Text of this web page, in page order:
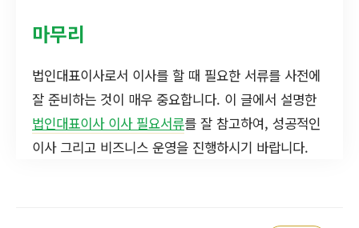
마무리
법인대표이사로서 이사를 할 때 필요한 서류를 사전에
잘 준비하는 것이 매우 중요합니다. 이 글에서 설명한
법인대표이사 이사 필요서류를 잘 참고하여, 성공적인
이사 그리고 비즈니스 운영을 진행하시기 바랍니다.